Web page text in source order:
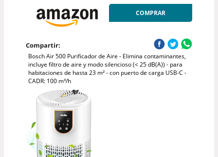
COMPRAR
Compartir:
Bosch Air 500 Purificador de Aire - Elimina contaminantes,
incluye filtro de aire y modo silencioso (< 25 dB(A)) - para
habitaciones de hasta 23 m² - con puerto de carga USB-C -
CADR: 100 m³/h